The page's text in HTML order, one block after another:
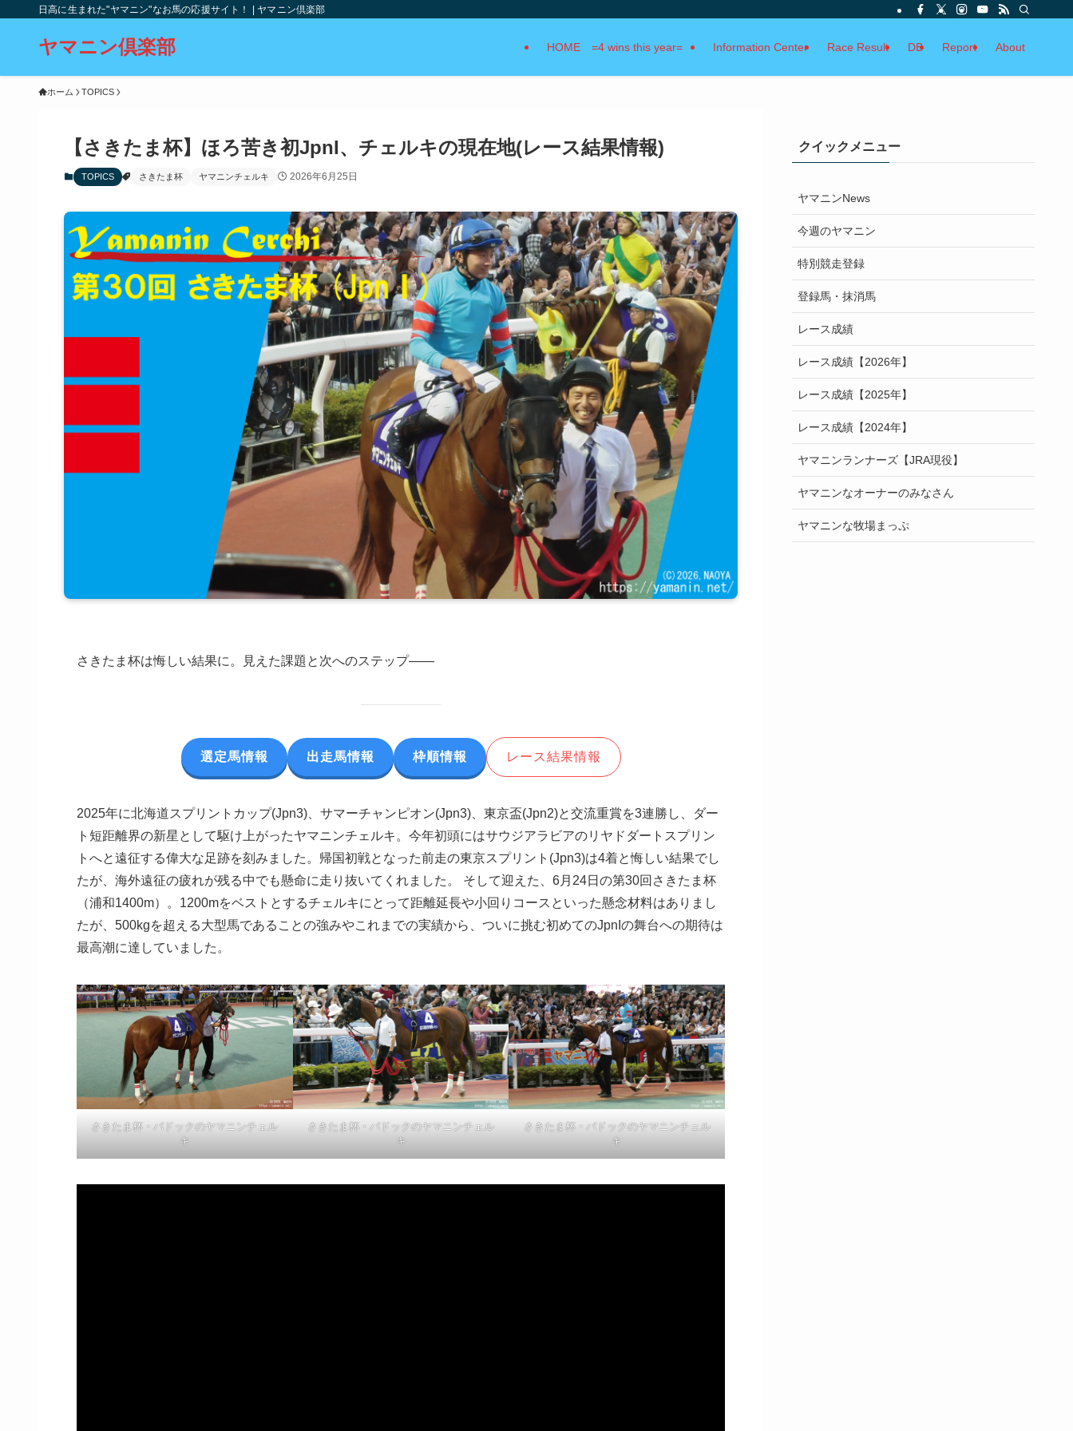
日高に生まれた"ヤマニン"なお馬の応援サイト！ | ヤマニン倶楽部
ヤマニン倶楽部 HOME =4 wins this year= Information Center Race Result DB Report About
ホーム TOPICS
【さきたま杯】ほろ苦き初JpnI、チェルキの現在地(レース結果情報)
TOPICS さきたま杯 ヤマニンチェルキ 2026年6月25日
さきたま杯は悔しい結果に。見えた課題と次へのステップ――
選定馬情報 出走馬情報 枠順情報 レース結果情報
2025年に北海道スプリントカップ(Jpn3)、サマーチャンピオン(Jpn3)、東京盃(Jpn2)と交流重賞を3連勝し、ダー
ト短距離界の新星として駆け上がったヤマニンチェルキ。今年初頭にはサウジアラビアのリヤドダートスプリン
トへと遠征する偉大な足跡を刻みました。帰国初戦となった前走の東京スプリント(Jpn3)は4着と悔しい結果でし
たが、海外遠征の疲れが残る中でも懸命に走り抜いてくれました。 そして迎えた、6月24日の第30回さきたま杯
（浦和1400m）。1200mをベストとするチェルキにとって距離延長や小回りコースといった懸念材料はありまし
たが、500kgを超える大型馬であることの強みやこれまでの実績から、ついに挑む初めてのJpnIの舞台への期待は
最高潮に達していました。
さきたま杯・パドックのヤマニンチェル
キ
さきたま杯・パドックのヤマニンチェル
キ
さきたま杯・パドックのヤマニンチェル
キ
クイックメニュー
ヤマニンNews
今週のヤマニン
特別競走登録
登録馬・抹消馬
レース成績
レース成績【2026年】
レース成績【2025年】
レース成績【2024年】
ヤマニンランナーズ【JRA現役】
ヤマニンなオーナーのみなさん
ヤマニンな牧場まっぷ